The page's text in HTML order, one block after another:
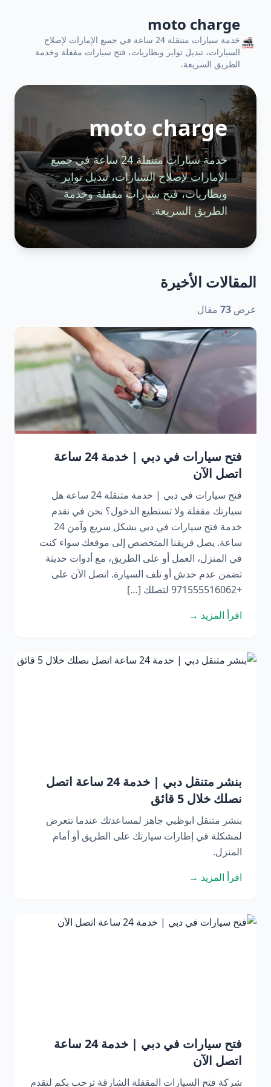
moto charge
خدمة سيارات متنقلة 24 ساعة في جميع الإمارات لإصلاح
السيارات، تبديل تواير وبطاريات، فتح سيارات مقفلة وخدمة
الطريق السريعة.
moto charge
خدمة سيارات متنقلة 24 ساعة في جميع
الإمارات لإصلاح السيارات، تبديل تواير
وبطاريات، فتح سيارات مقفلة وخدمة
الطريق السريعة.
المقالات الأخيرة
عرض 73 مقال
فتح سيارات في دبي | خدمة 24 ساعة
اتصل الآن
فتح سيارات في دبي | خدمة متنقلة 24 ساعة هل
سيارتك مقفلة ولا تستطيع الدخول؟ نحن في نقدم
خدمة فتح سيارات في دبي بشكل سريع وآمن 24
ساعة. يصل فريقنا المتخصص إلى موقعك سواء كنت
في المنزل، العمل أو على الطريق، مع أدوات حديثة
تضمن عدم خدش أو تلف السيارة. اتصل الآن على
+971555516062 لتصلك […]
اقرأ المزيد →
بنشر متنقل دبي | خدمة 24 ساعة اتصل
نصلك خلال 5 قائق
بنشر متنقل ابوظبي جاهز لمساعدتك عندما تتعرض
لمشكلة في إطارات سيارتك على الطريق أو أمام
المنزل.
اقرأ المزيد →
فتح سيارات في دبي | خدمة 24 ساعة
اتصل الآن
شركة فتح السيارات المقفلة الشارقة ترحب بكم لتقدم